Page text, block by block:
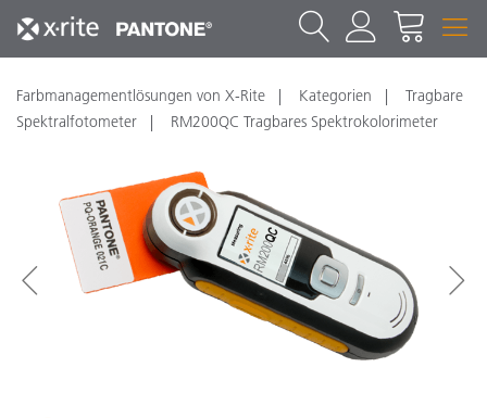
Farbmanagementlösungen von X-Rite Kategorien
Tragbare
Spektralfotometer
RM200QC Tragbares Spektrokolorimeter